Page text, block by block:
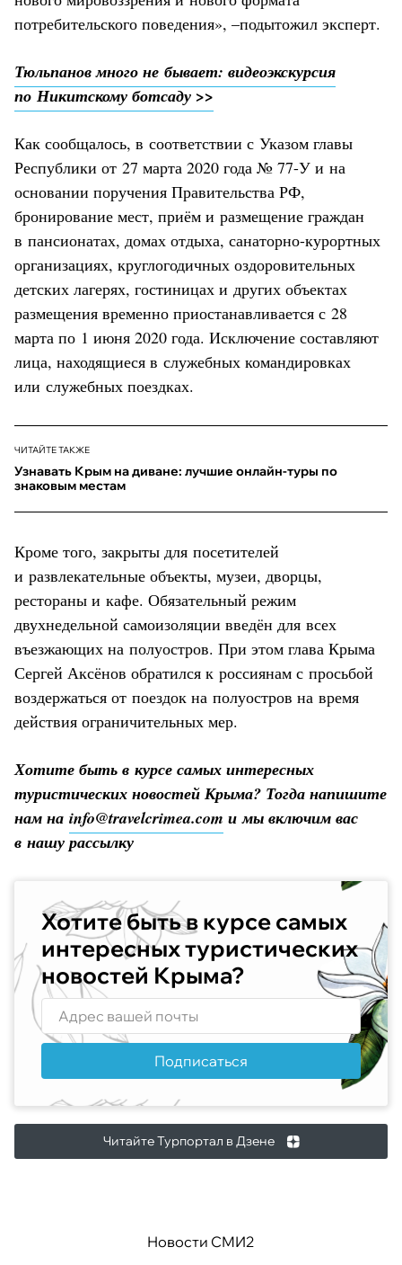
потребительского поведения», –подытожил эксперт.
Тюльпанов много не бывает: видеоэкскурсия
по Никитскому ботсаду >>
Как сообщалось, в соответствии с Указом главы
Республики от 27 марта 2020 года № 77-У и на
основании поручения Правительства РФ,
бронирование мест, приём и размещение граждан
в пансионатах, домах отдыха, санаторно-курортных
организациях, круглогодичных оздоровительных
детских лагерях, гостиницах и других объектах
размещения временно приостанавливается с 28
марта по 1 июня 2020 года. Исключение составляют
лица, находящиеся в служебных командировках
или служебных поездках.
ЧИТАЙТЕ ТАКЖЕ
Узнавать Крым на диване: лучшие онлайн-туры по
знаковым местам
Кроме того, закрыты для посетителей
и развлекательные объекты, музеи, дворцы,
рестораны и кафе. Обязательный режим
двухнедельной самоизоляции введён для всех
въезжающих на полуостров. При этом глава Крыма
Сергей Аксёнов обратился к россиянам с просьбой
воздержаться от поездок на полуостров на время
действия ограничительных мер.
Хотите быть в курсе самых интересных
туристических новостей Крыма? Тогда напишите
нам на info@travelcrimea.com и мы включим вас
в нашу рассылку
Хотите быть в курсе самых
интересных туристических
новостей Крыма?
Подписаться
Читайте Турпортал в Дзене
Новости СМИ2